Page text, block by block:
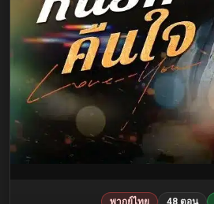
พากย์ไทย 48 ตอน